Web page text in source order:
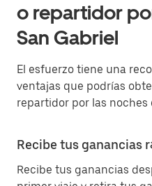
o repartidor
San Gabriel
El esfuerzo tiene una
ventajas que podrías
repartidor por las noches
Recibe tus ganancias
Recibe tus ganancias